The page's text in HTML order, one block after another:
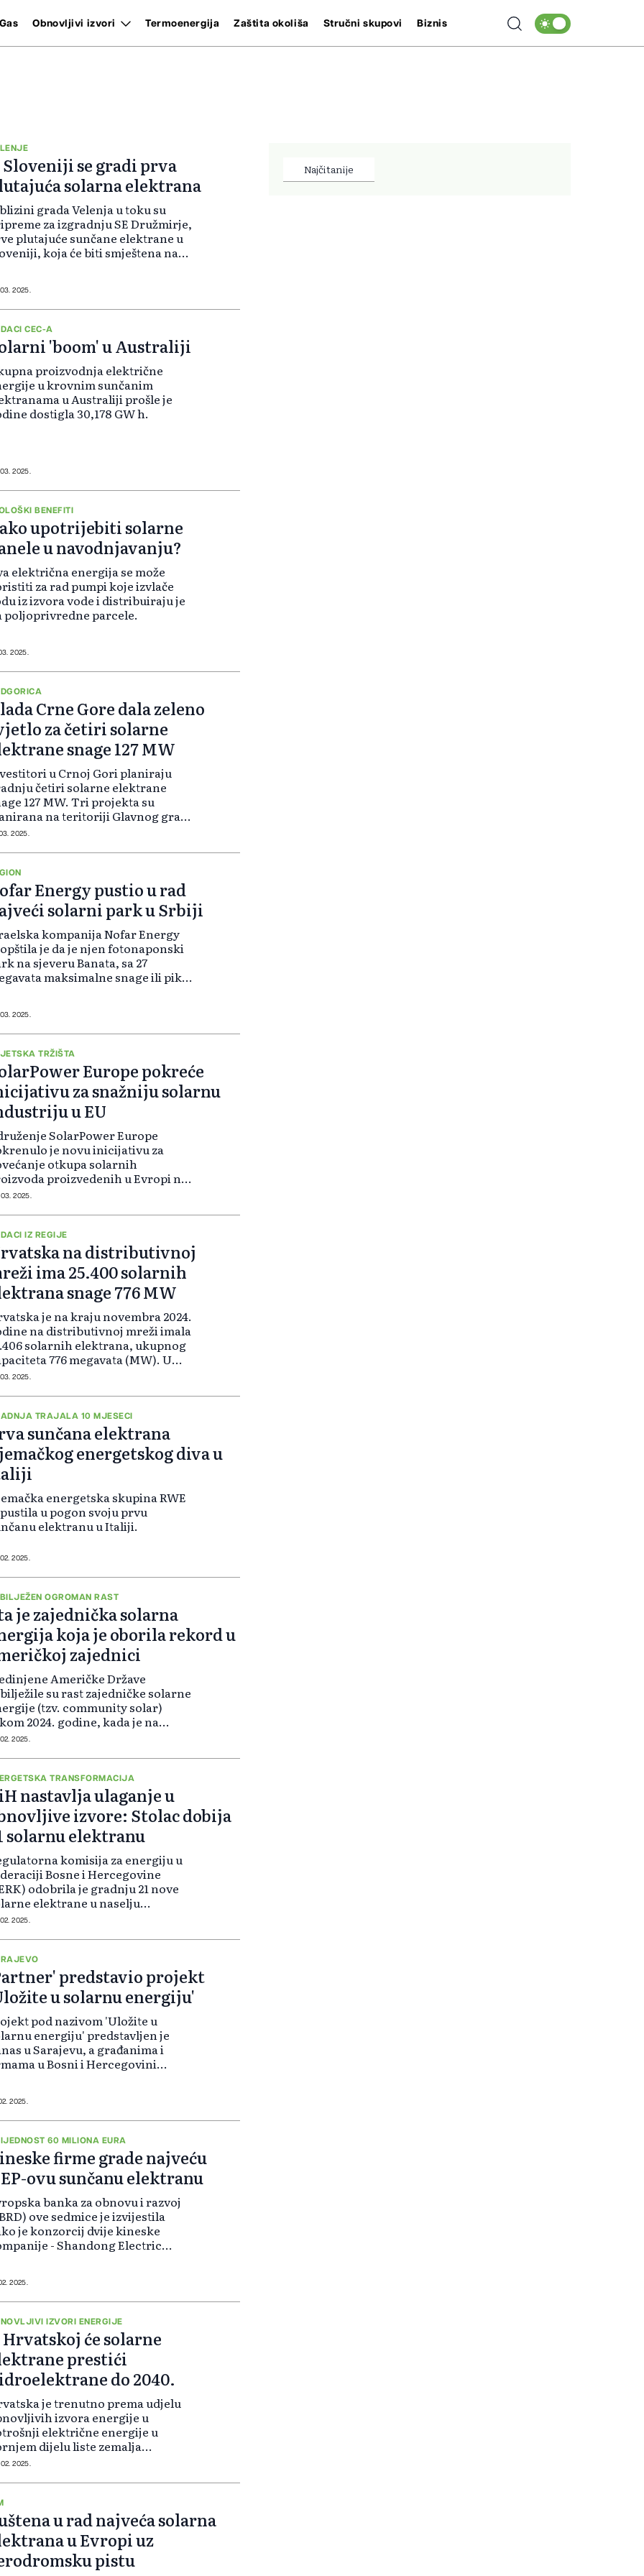
Gas Obnovljivi izvori Termoenergija Zaštita okoliša Stručni skupovi Biznis
Sloveniji se gradi prva
solarna elektrana
grada Velenja u toku su
za izgradnju SE Družmirje,
plutajuće sunčane elektrane u
koja će biti smještena na
2025.
CEC-A
'boom' u Australiji
proizvodnja električne
u krovnim sunčanim
u Australiji prošle je
dostigla 30,178 GW h.
2025.
BENEFITI
upotrijebiti solarne
u navodnjavanju?
električna energija se može
za rad pumpi koje izvlače
iz izvora vode i distribuiraju je
poljoprivredne parcele.
2025.
Crne Gore dala zeleno
za četiri solarne
snage 127 MW
u Crnoj Gori planiraju
četiri solarne elektrane
127 MW. Tri projekta su
na teritoriji Glavnog grada
2025.
Energy pustio u rad
solarni park u Srbiji
kompanija Nofar Energy
je da je njen fotonaponski
na sjeveru Banata, sa 27
maksimalne snage ili pika,
2025.
TRŽIŠTA
Europe pokreće
za snažniju solarnu
u EU
SolarPower Europe
je novu inicijativu za
otkupa solarnih
proizvedenih u Evropi na
svjetskim tržištima, što
solarne proizvodnje u
uniji.
2025.
IZ REGIJE
na distributivnoj
ima 25.400 solarnih
snage 776 MW
je na kraju novembra 2024.
na distributivnoj mreži imala
solarnih elektrana, ukupnog
776 megavata (MW). U
na kraj 2023. ostvaren je rast
kapacitetu.
2025.
TRAJALA 10 MJESECI
sunčana elektrana
energetskog diva u
energetska skupina RWE
u pogon svoju prvu
elektranu u Italiji.
2025.
OGROMAN RAST
je zajednička solarna
koja je oborila rekord u
zajednici
Američke Države
su rast zajedničke solarne
(tzv. community solar)
2024. godine, kada je na
nivou postavljeno čak
2025.
TRANSFORMACIJA
nastavlja ulaganje u
izvore: Stolac dobija
solarnu elektranu
komisija za energiju u
Bosne i Hercegovine
odobrila je gradnju 21 nove
elektrane u naselju
kod Stoca.
2025.
predstavio projekt
u solarnu energiju'
pod nazivom 'Uložite u
energiju' predstavljen je
u Sarajevu, a građanima i
u Bosni i Hercegovini
finansiranja.
2025.
60 MILIONA EURA
firme grade najveću
ovu sunčanu elektranu
banka za obnovu i razvoj
ove sedmice je izvijestila
je konzorcij dvije kineske
- Shandong Electric
International Corporation
pobjednik Javnog
za gradnju sunčane elektrane
Korlat snage 99 MW (priključne
75 MW) za Hrvatsku
(HEP).
2025.
IZVORI ENERGIJE
Hrvatskoj će solarne
prestići
do 2040.
je trenutno prema udjelu
izvora energije u
električne energije u
dijelu liste zemalja
unije, a kapacitet solarnih
hidroelektrana do 2040.
najavio je Dražen Jakšić,
Energetskog instituta
Požar“.
2025.
u rad najveća solarna
u Evropi uz
pistu
Najčitanije